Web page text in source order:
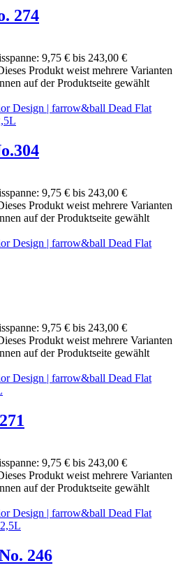
274
9,75 € bis 243,00 €
Produkt weist mehrere Varianten
auf der Produktseite gewählt
9,75 € bis 243,00 €
Produkt weist mehrere Varianten
auf der Produktseite gewählt
9,75 € bis 243,00 €
Produkt weist mehrere Varianten
auf der Produktseite gewählt
9,75 € bis 243,00 €
Produkt weist mehrere Varianten
auf der Produktseite gewählt
246